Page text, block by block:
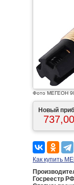
Фото МЕГЕОН
Новый
Как купить
Госреестр